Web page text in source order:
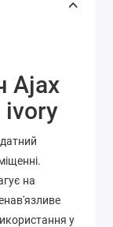
Ajax
ivory
на
у